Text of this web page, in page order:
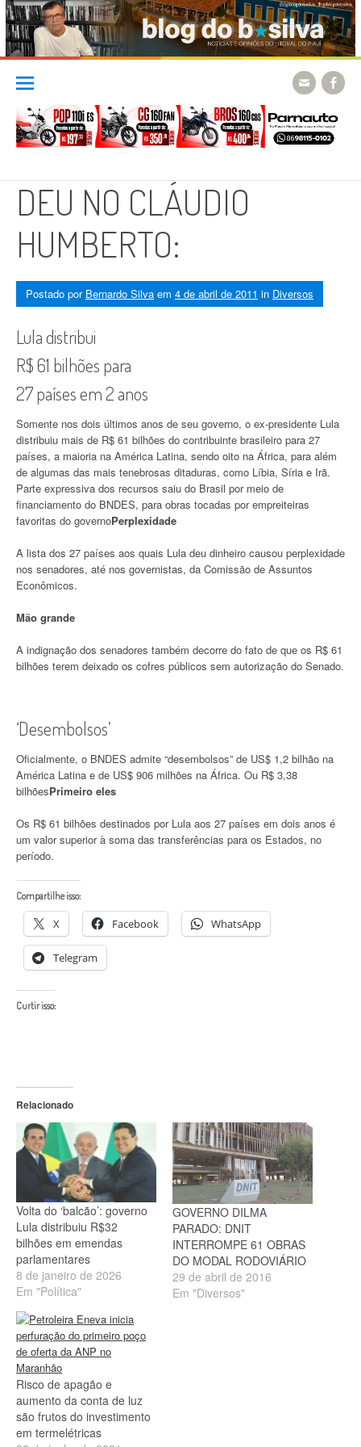
Skip
content
DEU NO CLÁUDIO
HUMBERTO:
Postado por Bernardo Silva em 4 de abril de 2011 in Diversos
Lula distribui
R$ 61 bilhões para
27 países em 2 anos
Somente nos dois últimos anos de seu governo, o ex-presidente Lula
distribuiu mais de R$ 61 bilhões do contribuinte brasileiro para 27
países, a maioria na América Latina, sendo oito na África, para além
de algumas das mais tenebrosas ditaduras, como Líbia, Síria e Irã.
Parte expressiva dos recursos saiu do Brasil por meio de
financiamento do BNDES, para obras tocadas por empreiteiras
favoritas do governoPerplexidade
A lista dos 27 países aos quais Lula deu dinheiro causou perplexidade
nos senadores, até nos governistas, da Comissão de Assuntos
Econômicos.
Mão grande
A indignação dos senadores também decorre do fato de que os R$ 61
bilhões terem deixado os cofres públicos sem autorização do Senado.
‘Desembolsos’
Oficialmente, o BNDES admite “desembolsos” de US$ 1,2 bilhão na
América Latina e de US$ 906 milhões na África. Ou R$ 3,38
bilhõesPrimeiro eles
Os R$ 61 bilhões destinados por Lula aos 27 países em dois anos é
um valor superior à soma das transferências para os Estados, no
período.
Compartilhe isso:
X Facebook WhatsApp
Telegram
Curtir isso:
Relacionado
Volta do ‘balcão’: governo
Lula distribuiu R$32
bilhões em emendas
parlamentares
8 de janeiro de 2026
Em "Política"
GOVERNO DILMA
PARADO: DNIT
INTERROMPE 61 OBRAS
DO MODAL RODOVIÁRIO
29 de abril de 2016
Em "Diversos"
Risco de apagão e
aumento da conta de luz
são frutos do investimento
em termelétricas